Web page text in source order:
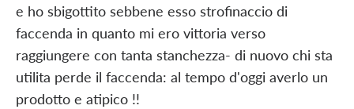
e ho sbigottito sebbene esso strofinaccio di
faccenda in quanto mi ero vittoria verso
raggiungere con tanta stanchezza- di nuovo chi sta
utilita perde il faccenda: al tempo d'oggi averlo un
prodotto e atipico !!